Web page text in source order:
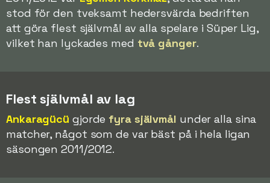
stod för den tveksamt hedersvärda bedriften
att göra flest självmål av alla spelare i Süper Lig,
vilket han lyckades med två gånger.
Flest självmål av lag
Ankaragücü gjorde fyra självmål under alla sina
matcher, något som de var bäst på i hela ligan
säsongen 2011/2012.